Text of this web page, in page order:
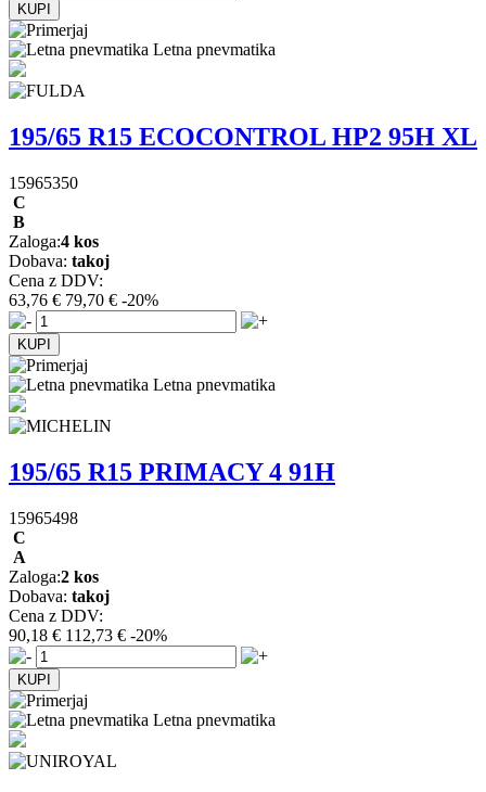
Letna pnevmatika
195/65 R15 ECOCONTROL HP2 95H XL
15965350
C
B
Zaloga:4 kos
Dobava: takoj
Cena z DDV:
63,76 € 79,70 € -20%
Letna pnevmatika
195/65 R15 PRIMACY 4 91H
15965498
C
A
Zaloga:2 kos
Dobava: takoj
Cena z DDV:
90,18 € 112,73 € -20%
Letna pnevmatika